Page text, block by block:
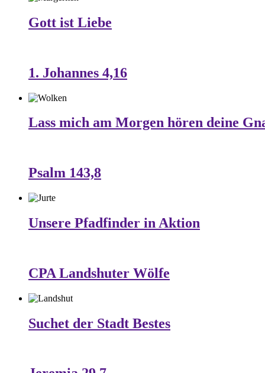
Gott ist Liebe
1. Johannes 4,16
Lass mich am Morgen hören deine
Psalm 143,8
Unsere Pfadfinder in Aktion
CPA Landshuter Wölfe
Suchet der Stadt Bestes